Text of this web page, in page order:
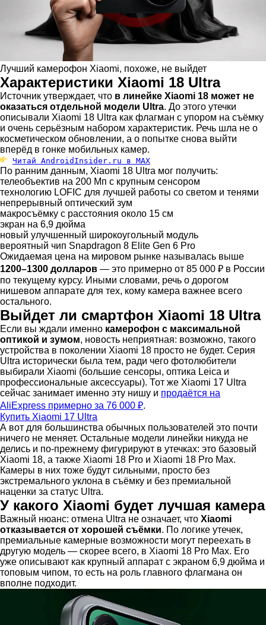
Лучший камерофон Xiaomi, похоже, не выйдет
Характеристики Xiaomi 18 Ultra
Источник утверждает, что в линейке Xiaomi 18 может не
оказаться отдельной модели Ultra. До этого утечки
описывали Xiaomi 18 Ultra как флагман с упором на съёмку
и очень серьёзным набором характеристик. Речь шла не о
косметическом обновлении, а о попытке снова выйти
вперёд в гонке мобильных камер.
Читай AndroidInsider.ru в MAX
По ранним данным, Xiaomi 18 Ultra мог получить:
телеобъектив на 200 Мп с крупным сенсором
технологию LOFIC для лучшей работы со светом и тенями
непрерывный оптический зум
макросъёмку с расстояния около 15 см
экран на 6,9 дюйма
новый улучшенный широкоугольный модуль
вероятный чип Snapdragon 8 Elite Gen 6 Pro
Ожидаемая цена на мировом рынке называлась выше
1200–1300 долларов — это примерно от 85 000 ₽ в России
по текущему курсу. Иными словами, речь о дорогом
нишевом аппарате для тех, кому камера важнее всего
остального.
Выйдет ли смартфон Xiaomi 18 Ultra
Если вы ждали именно камерофон с максимальной
оптикой и зумом, новость неприятная: возможно, такого
устройства в поколении Xiaomi 18 просто не будет. Серия
Ultra исторически была тем, ради чего фотолюбители
выбирали Xiaomi (большие сенсоры, оптика Leica и
профессиональные аксессуары). Тот же Xiaomi 17 Ultra
сейчас занимает именно эту нишу и продаётся на
AliExpress примерно за 76 000 ₽.
Купить Xiaomi 17 Ultra
А вот для большинства обычных пользователей это почти
ничего не меняет. Остальные модели линейки никуда не
делись и по-прежнему фигурируют в утечках: это базовый
Xiaomi 18, а также Xiaomi 18 Pro и Xiaomi 18 Pro Max.
Камеры в них тоже будут сильными, просто без
экстремального уклона в съёмку и без премиальной
наценки за статус Ultra.
У какого Xiaomi будет лучшая камера
Важный нюанс: отмена Ultra не означает, что Xiaomi
отказывается от хорошей съёмки. По логике утечек,
премиальные камерные возможности могут переехать в
другую модель — скорее всего, в Xiaomi 18 Pro Max. Его
уже описывают как крупный аппарат с экраном 6,9 дюйма и
топовым чипом, то есть на роль главного флагмана он
вполне подходит.